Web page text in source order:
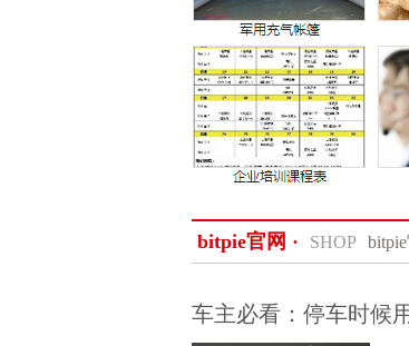
bitpie官网 · SHOP
车主必看：停车时候